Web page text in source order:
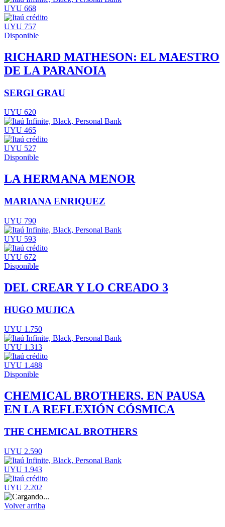
UYU 668
UYU 757
Disponible
RICHARD MATHESON: EL MAESTRO
DE LA PARANOIA
SERGI GRAU
UYU 620
UYU 465
UYU 527
Disponible
LA HERMANA MENOR
MARIANA ENRIQUEZ
UYU 790
UYU 593
UYU 672
Disponible
DEL CREAR Y LO CREADO 3
HUGO MUJICA
UYU 1.750
UYU 1.313
UYU 1.488
Disponible
CHEMICAL BROTHERS. EN PAUSA
EN LA REFLEXIÓN CÓSMICA
THE CHEMICAL BROTHERS
UYU 2.590
UYU 1.943
UYU 2.202
Volver arriba